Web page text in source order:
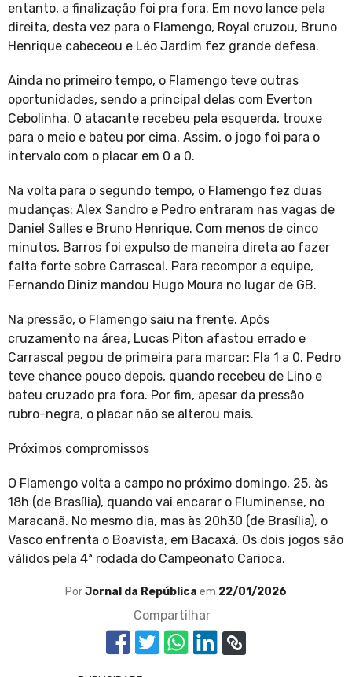
entanto, a finalização foi pra fora. Em novo lance pela
direita, desta vez para o Flamengo, Royal cruzou, Bruno
Henrique cabeceou e Léo Jardim fez grande defesa.
Ainda no primeiro tempo, o Flamengo teve outras
oportunidades, sendo a principal delas com Everton
Cebolinha. O atacante recebeu pela esquerda, trouxe
para o meio e bateu por cima. Assim, o jogo foi para o
intervalo com o placar em 0 a 0.
Na volta para o segundo tempo, o Flamengo fez duas
mudanças: Alex Sandro e Pedro entraram nas vagas de
Daniel Salles e Bruno Henrique. Com menos de cinco
minutos, Barros foi expulso de maneira direta ao fazer
falta forte sobre Carrascal. Para recompor a equipe,
Fernando Diniz mandou Hugo Moura no lugar de GB.
Na pressão, o Flamengo saiu na frente. Após
cruzamento na área, Lucas Piton afastou errado e
Carrascal pegou de primeira para marcar: Fla 1 a 0. Pedro
teve chance pouco depois, quando recebeu de Lino e
bateu cruzado pra fora. Por fim, apesar da pressão
rubro-negra, o placar não se alterou mais.
Próximos compromissos
O Flamengo volta a campo no próximo domingo, 25, às
18h (de Brasília), quando vai encarar o Fluminense, no
Maracanã. No mesmo dia, mas às 20h30 (de Brasília), o
Vasco enfrenta o Boavista, em Bacaxá. Os dois jogos são
válidos pela 4ª rodada do Campeonato Carioca.
PorJornal da República em 22/01/2026
Compartilhar